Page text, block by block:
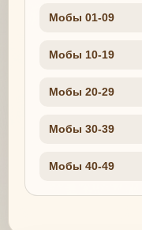
Мобы 01-09
Мобы 10-19
Мобы 20-29
Мобы 30-39
Мобы 40-49